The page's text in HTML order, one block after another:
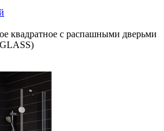
квадратное с распашными дверьми